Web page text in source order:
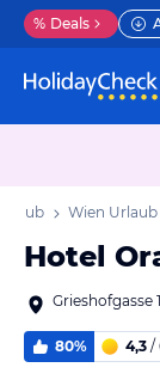
% Deals
Wien Urlaub
Hotel
Grieshofgasse
80% 4,3 /